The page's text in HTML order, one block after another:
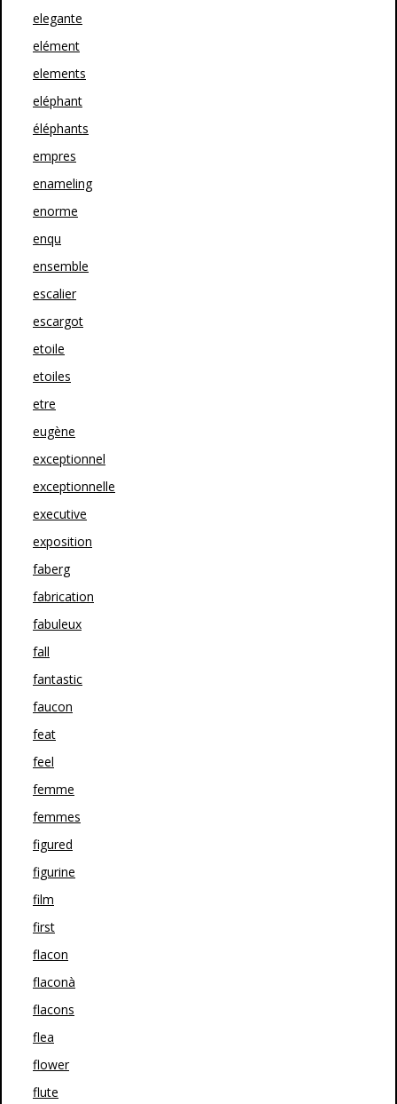
elegante
elément
elements
eléphant
éléphants
empres
enameling
enorme
enqu
ensemble
escalier
escargot
etoile
etoiles
etre
eugène
exceptionnel
exceptionnelle
executive
exposition
faberg
fabrication
fabuleux
fall
fantastic
faucon
feat
feel
femme
femmes
figured
figurine
film
first
flacon
flaconà
flacons
flea
flower
flute